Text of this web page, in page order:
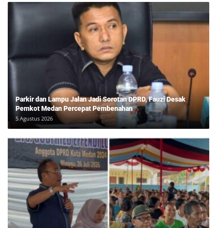
Parkir dan Lampu Jalan Jadi Sorotan DPRD, Fauzi Desak
Pemkot Medan Percepat Pembenahan
5 Agustus 2026